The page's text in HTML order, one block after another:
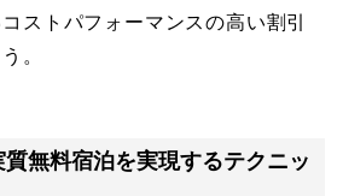
ストパフォーマンスの高い割引
。
無料宿泊を実現するテクニッ